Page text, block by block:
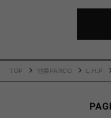
TOP 池袋PARCO L.H.P